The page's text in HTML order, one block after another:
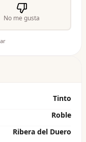
No me gusta
Tinto
Roble
Ribera del Duero